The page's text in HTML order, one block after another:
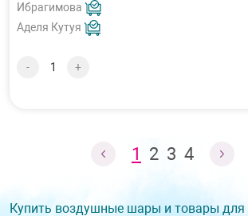
Ибрагимова
Аделя Кутуя
- +
1 2 3 4
Купить воздушные шары и товары для